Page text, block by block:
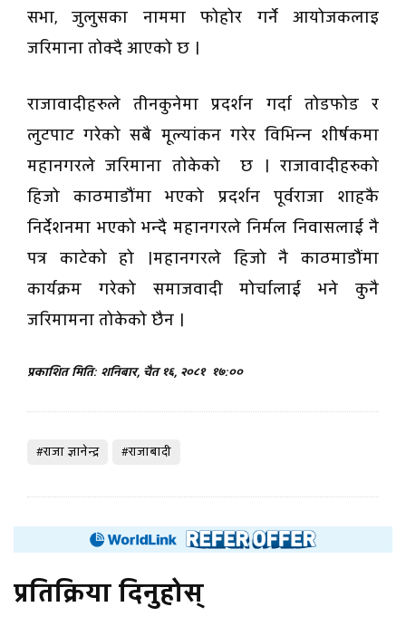
सभा, जुलुसका नाममा फोहोर गर्ने आयोजकलाइ
जरिमाना तोक्दै आएको छ ।
राजावादीहरुले तीनकुनेमा प्रदर्शन गर्दा तोडफोड र
लुटपाट गरेको सबै मूल्यांकन गरेर विभिन्न शीर्षकमा
महानगरले जरिमाना तोकेको छ । राजावादीहरुको
हिजो काठमाडौंमा भएको प्रदर्शन पूर्वराजा शाहकै
निर्देशनमा भएको भन्दै महानगरले निर्मल निवासलाई नै
पत्र काटेको हो ।महानगरले हिजो नै काठमाडौंमा
कार्यक्रम गरेको समाजवादी मोर्चालाई भने कुनै
जरिमामना तोकेको छैन ।
प्रकाशित मिति: शनिबार, चैत १६, २०८१ १७:००
#राजा ज्ञानेन्द्र #राजाबादी
प्रतिक्रिया दिनुहोस्